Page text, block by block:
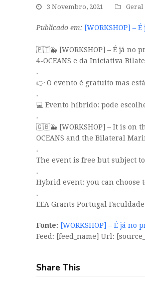
3 Novembro, 2021 Geral
Publicado em: [WORKSHOP] –
🇵🇹🐳 [WORKSHOP] – É já no
4-OCEANS e da Iniciativa
.
👉 O evento é gratuito mas
.
💻 Evento híbrido: pode
.
🇬🇧🐳 [WORKSHOP] – It is on
OCEANS and the Bilateral
.
The event is free but subject
.
Hybrid event: you can choose
.
EEA Grants Portugal
Fonte: [WORKSHOP] – É já
Feed: [feed_name] Url:
Share This